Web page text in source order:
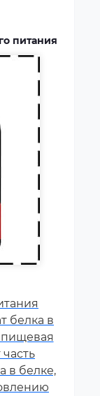
питания
белка в
пищевая
в белке,
к